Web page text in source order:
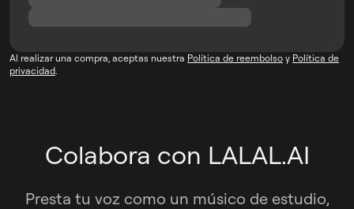
Al realizar una compra, aceptas nuestra Política de reembolso y Política de
privacidad.
Colabora con LALAL.AI
Presta tu voz como un músico de estudio,